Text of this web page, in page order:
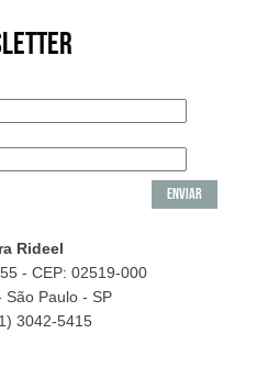
Rideel
- CEP: 02519-000
São Paulo - SP
3042-5415